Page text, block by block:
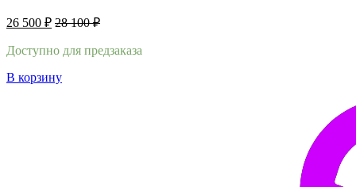
26 500 ₽ 28 100₽
Доступно для предзаказа
В корзину